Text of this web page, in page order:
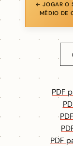
← JOGAR O
MÉDIO DE
PDF
PDF